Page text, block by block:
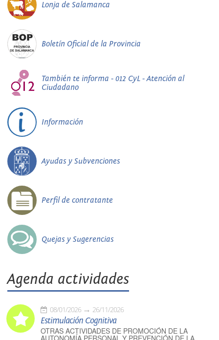
Lonja de Salamanca
Boletín Oficial de la Provincia
También te informa - 012 CyL - Atención al
Ciudadano
Información
Ayudas y Subvenciones
Perfil de contratante
Quejas y Sugerencias
Agenda actividades
08/01/2026 26/11/2026
Estimulación Cognitiva
OTRAS ACTIVIDADES DE PROMOCIÓN DE LA
AUTONOMÍA PERSONAL Y PREVENCIÓN DE LA